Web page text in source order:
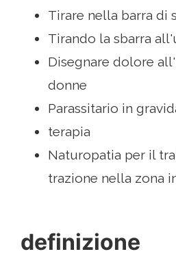
Tirare nella barra di
Tirando la sbarra
Disegnare dolore
donne
Parassitario in
terapia
Naturopatia per il
trazione nella zona
definizione